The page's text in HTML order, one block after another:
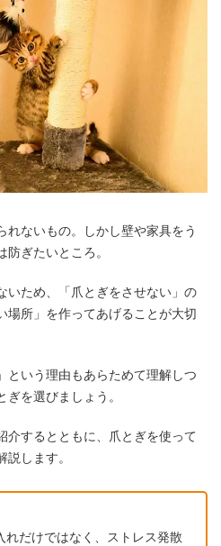
れないもの。しかし壁や家具をう
ぎたいところ。
いため、「爪とぎをさせない」の
場所」を作ってあげることが大切
という理由もあらためて理解しつ
を選びましょう。
介するとともに、爪とぎを使って
します。
れだけではなく、ストレス発散